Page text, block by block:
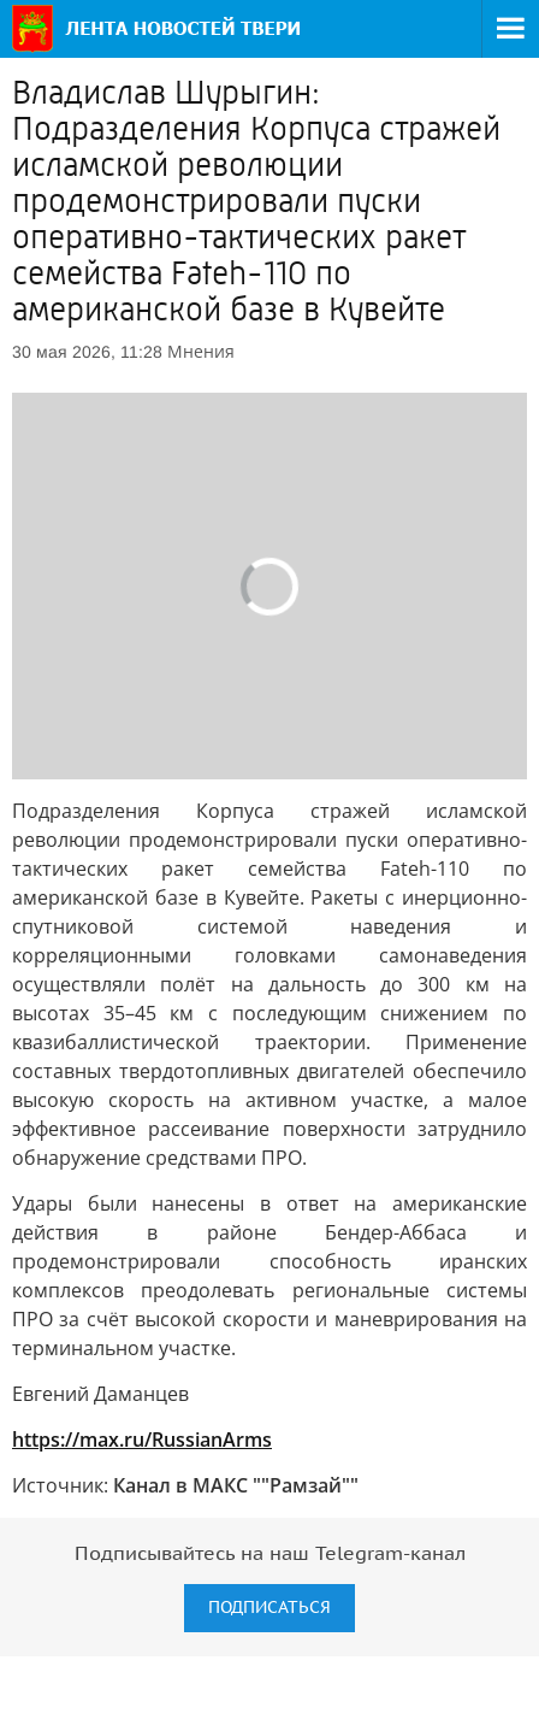
Владислав Шурыгин:
Подразделения Корпуса стражей
исламской революции
продемонстрировали пуски
оперативно-тактических ракет
семейства Fateh-110 по
американской базе в Кувейте
30 мая 2026, 11:28 Мнения
Подразделения Корпуса стражей исламской
революции продемонстрировали пуски оперативно-
тактических ракет семейства Fateh-110 по
американской базе в Кувейте. Ракеты с инерционно-
спутниковой системой наведения и
корреляционными головками самонаведения
осуществляли полёт на дальность до 300 км на
высотах 35–45 км с последующим снижением по
квазибаллистической траектории. Применение
составных твердотопливных двигателей обеспечило
высокую скорость на активном участке, а малое
эффективное рассеивание поверхности затруднило
обнаружение средствами ПРО.
Удары были нанесены в ответ на американские
действия в районе Бендер-Аббаса и
продемонстрировали способность иранских
комплексов преодолевать региональные системы
ПРО за счёт высокой скорости и маневрирования на
терминальном участке.
Евгений Даманцев
https://max.ru/RussianArms
Источник: Канал в МАКС ""Рамзай""
Подписывайтесь на наш Telegram-канал
ПОДПИСАТЬСЯ